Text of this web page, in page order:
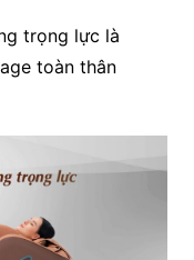
trọng lực là
toàn thân